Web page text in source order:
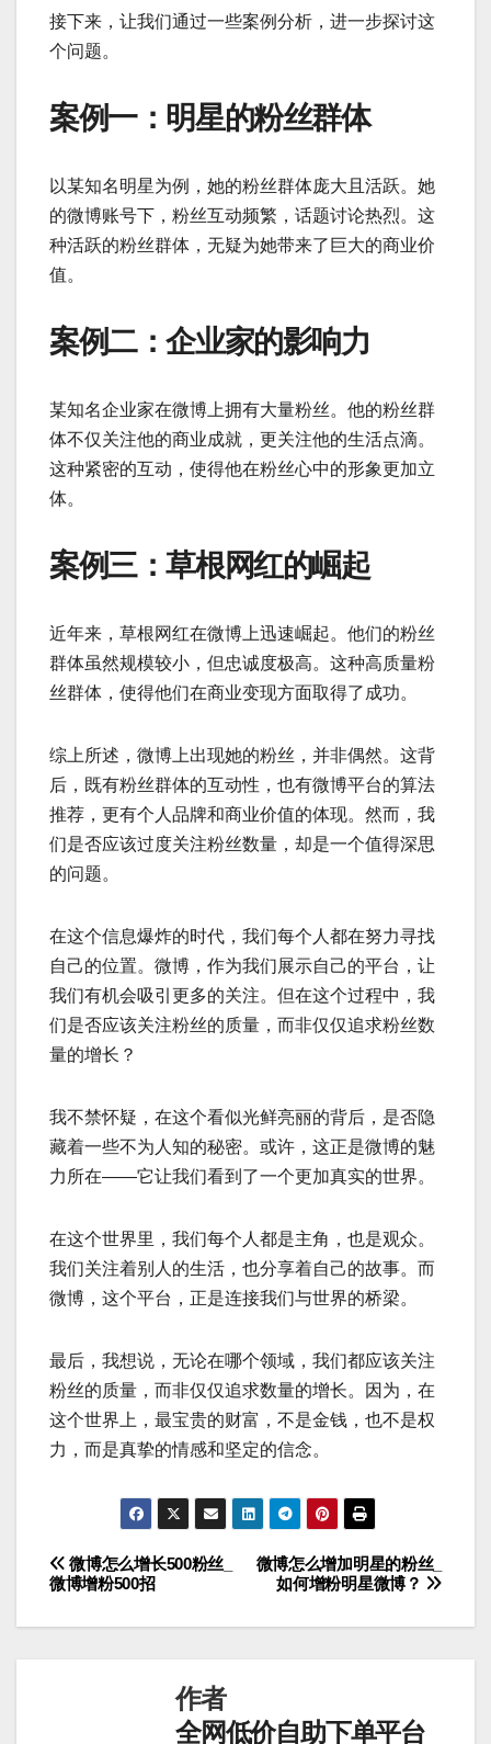
接下来，让我们通过一些案例分析，进一步探讨这
个问题。
案例一：明星的粉丝群体
以某知名明星为例，她的粉丝群体庞大且活跃。她
的微博账号下，粉丝互动频繁，话题讨论热烈。这
种活跃的粉丝群体，无疑为她带来了巨大的商业价
值。
案例二：企业家的影响力
某知名企业家在微博上拥有大量粉丝。他的粉丝群
体不仅关注他的商业成就，更关注他的生活点滴。
这种紧密的互动，使得他在粉丝心中的形象更加立
体。
案例三：草根网红的崛起
近年来，草根网红在微博上迅速崛起。他们的粉丝
群体虽然规模较小，但忠诚度极高。这种高质量粉
丝群体，使得他们在商业变现方面取得了成功。
综上所述，微博上出现她的粉丝，并非偶然。这背
后，既有粉丝群体的互动性，也有微博平台的算法
推荐，更有个人品牌和商业价值的体现。然而，我
们是否应该过度关注粉丝数量，却是一个值得深思
的问题。
在这个信息爆炸的时代，我们每个人都在努力寻找
自己的位置。微博，作为我们展示自己的平台，让
我们有机会吸引更多的关注。但在这个过程中，我
们是否应该关注粉丝的质量，而非仅仅追求粉丝数
量的增长？
我不禁怀疑，在这个看似光鲜亮丽的背后，是否隐
藏着一些不为人知的秘密。或许，这正是微博的魅
力所在——它让我们看到了一个更加真实的世界。
在这个世界里，我们每个人都是主角，也是观众。
我们关注着别人的生活，也分享着自己的故事。而
微博，这个平台，正是连接我们与世界的桥梁。
最后，我想说，无论在哪个领域，我们都应该关注
粉丝的质量，而非仅仅追求数量的增长。因为，在
这个世界上，最宝贵的财富，不是金钱，也不是权
力，而是真挚的情感和坚定的信念。
文
章
微博怎么增加明星的粉丝_
如何增粉明星微博？
微博怎么增长500粉丝_
微博增粉500招
作者
全网低价自助下单平台